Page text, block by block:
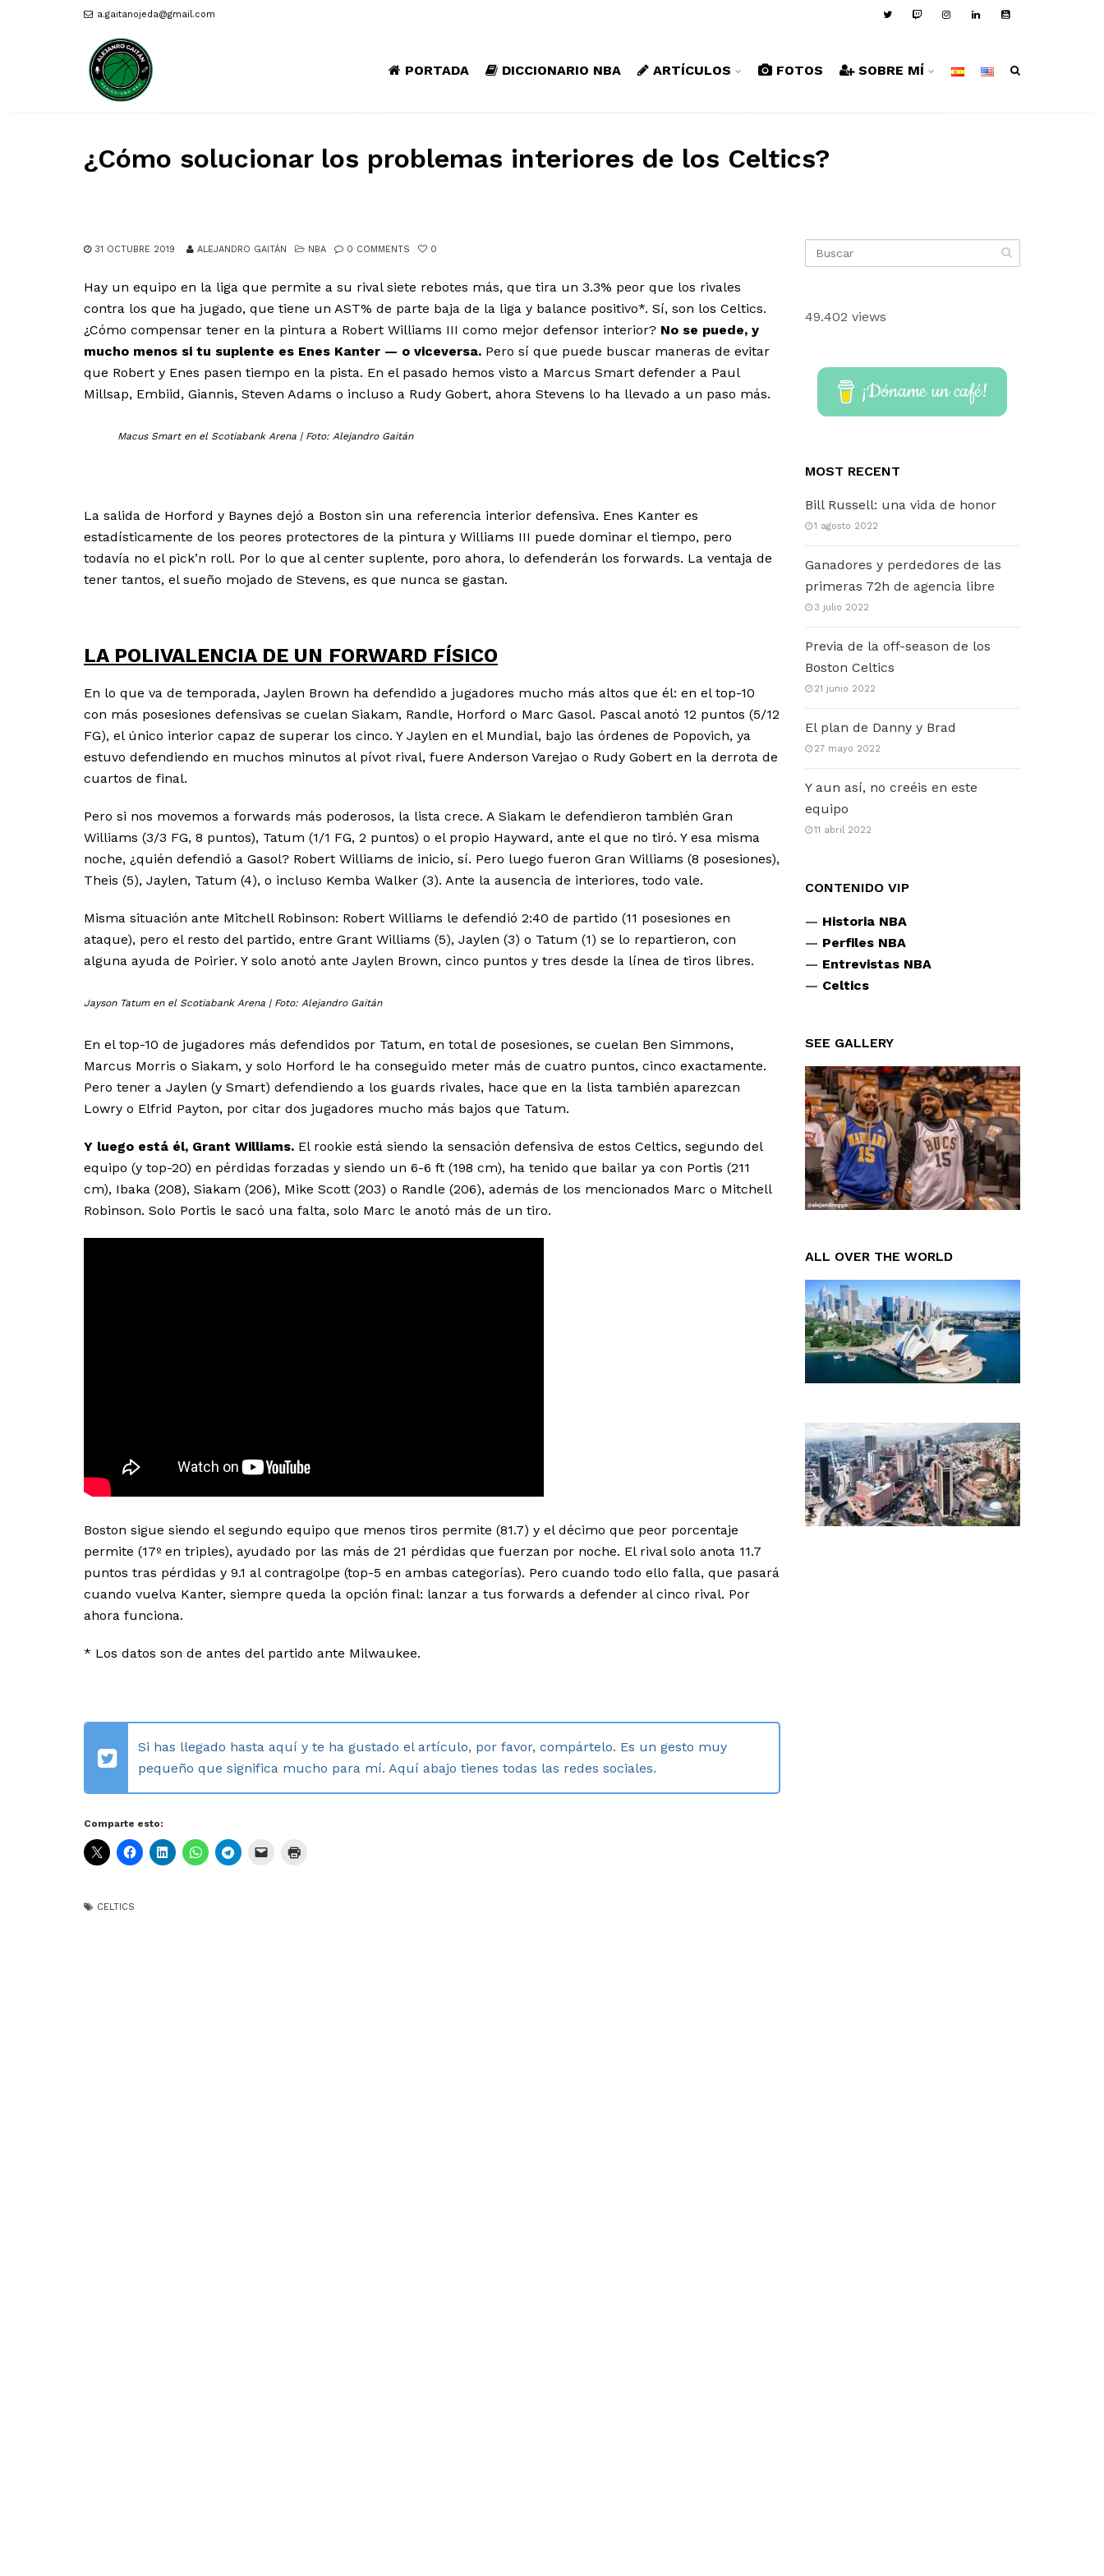
a.gaitanojeda@gmail.com
PORTADA DICCIONARIO NBA ARTÍCULOS FOTOS SOBRE MÍ
¿Cómo solucionar los problemas interiores de los Celtics?
31 OCTUBRE 2019 ALEJANDRO GAITÁN NBA 0 COMMENTS 0
Hay un equipo en la liga que permite a su rival siete rebotes más, que tira un 3.3% peor que los rivales
contra los que ha jugado, que tiene un AST% de parte baja de la liga y balance positivo*. Sí, son los Celtics.
¿Cómo compensar tener en la pintura a Robert Williams III como mejor defensor interior? No se puede, y
mucho menos si tu suplente es Enes Kanter — o viceversa. Pero sí que puede buscar maneras de evitar
que Robert y Enes pasen tiempo en la pista. En el pasado hemos visto a Marcus Smart defender a Paul
Millsap, Embiid, Giannis, Steven Adams o incluso a Rudy Gobert, ahora Stevens lo ha llevado a un paso más.
Macus Smart en el Scotiabank Arena | Foto: Alejandro Gaitán
La salida de Horford y Baynes dejó a Boston sin una referencia interior defensiva. Enes Kanter es
estadísticamente de los peores protectores de la pintura y Williams III puede dominar el tiempo, pero
todavía no el pick’n roll. Por lo que al center suplente, poro ahora, lo defenderán los forwards. La ventaja de
tener tantos, el sueño mojado de Stevens, es que nunca se gastan.
LA POLIVALENCIA DE UN FORWARD FÍSICO
En lo que va de temporada, Jaylen Brown ha defendido a jugadores mucho más altos que él: en el top-10
con más posesiones defensivas se cuelan Siakam, Randle, Horford o Marc Gasol. Pascal anotó 12 puntos (5/12
FG), el único interior capaz de superar los cinco. Y Jaylen en el Mundial, bajo las órdenes de Popovich, ya
estuvo defendiendo en muchos minutos al pívot rival, fuere Anderson Varejao o Rudy Gobert en la derrota de
cuartos de final.
Pero si nos movemos a forwards más poderosos, la lista crece. A Siakam le defendieron también Gran
Williams (3/3 FG, 8 puntos), Tatum (1/1 FG, 2 puntos) o el propio Hayward, ante el que no tiró. Y esa misma
noche, ¿quién defendió a Gasol? Robert Williams de inicio, sí. Pero luego fueron Gran Williams (8 posesiones),
Theis (5), Jaylen, Tatum (4), o incluso Kemba Walker (3). Ante la ausencia de interiores, todo vale.
Misma situación ante Mitchell Robinson: Robert Williams le defendió 2:40 de partido (11 posesiones en
ataque), pero el resto del partido, entre Grant Williams (5), Jaylen (3) o Tatum (1) se lo repartieron, con
alguna ayuda de Poirier. Y solo anotó ante Jaylen Brown, cinco puntos y tres desde la línea de tiros libres.
Jayson Tatum en el Scotiabank Arena | Foto: Alejandro Gaitán
En el top-10 de jugadores más defendidos por Tatum, en total de posesiones, se cuelan Ben Simmons,
Marcus Morris o Siakam, y solo Horford le ha conseguido meter más de cuatro puntos, cinco exactamente.
Pero tener a Jaylen (y Smart) defendiendo a los guards rivales, hace que en la lista también aparezcan
Lowry o Elfrid Payton, por citar dos jugadores mucho más bajos que Tatum.
Y luego está él, Grant Williams. El rookie está siendo la sensación defensiva de estos Celtics, segundo del
equipo (y top-20) en pérdidas forzadas y siendo un 6-6 ft (198 cm), ha tenido que bailar ya con Portis (211
cm), Ibaka (208), Siakam (206), Mike Scott (203) o Randle (206), además de los mencionados Marc o Mitchell
Robinson. Solo Portis le sacó una falta, solo Marc le anotó más de un tiro.
Boston sigue siendo el segundo equipo que menos tiros permite (81.7) y el décimo que peor porcentaje
permite (17º en triples), ayudado por las más de 21 pérdidas que fuerzan por noche. El rival solo anota 11.7
puntos tras pérdidas y 9.1 al contragolpe (top-5 en ambas categorías). Pero cuando todo ello falla, que pasará
cuando vuelva Kanter, siempre queda la opción final: lanzar a tus forwards a defender al cinco rival. Por
ahora funciona.
* Los datos son de antes del partido ante Milwaukee.
Si has llegado hasta aquí y te ha gustado el artículo, por favor, compártelo. Es un gesto muy
pequeño que significa mucho para mí. Aquí abajo tienes todas las redes sociales.
Comparte esto:
CELTICS
49.402 views
¡Dóname un café!
MOST RECENT
Bill Russell: una vida de honor
1 agosto 2022
Ganadores y perdedores de las
primeras 72h de agencia libre
3 julio 2022
Previa de la off-season de los
Boston Celtics
21 junio 2022
El plan de Danny y Brad
27 mayo 2022
Y aun así, no creéis en este
equipo
11 abril 2022
CONTENIDO VIP
— Historia NBA
— Perfiles NBA
— Entrevistas NBA
— Celtics
SEE GALLERY
ALL OVER THE WORLD